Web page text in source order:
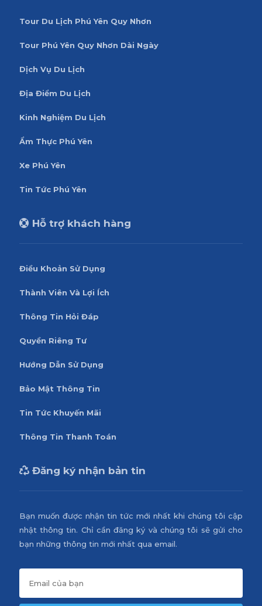
Tour Du Lịch Phú Yên Quy Nhơn
Tour Phú Yên Quy Nhơn Dài Ngày
Dịch Vụ Du Lịch
Địa Điểm Du Lịch
Kinh Nghiệm Du Lịch
Ẩm Thực Phú Yên
Xe Phú Yên
Tin Tức Phú Yên
Hỗ trợ khách hàng
Điều Khoản Sử Dụng
Thành Viên Và Lợi Ích
Thông Tin Hỏi Đáp
Quyền Riêng Tư
Hướng Dẫn Sử Dụng
Bảo Mật Thông Tin
Tin Tức Khuyến Mãi
Thông Tin Thanh Toán
Đăng ký nhận bản tin
Bạn muốn được nhận tin tức mới nhất khi chúng tôi cập
nhật thông tin. Chỉ cần đăng ký và chúng tôi sẽ gửi cho
bạn những thông tin mới nhất qua email.